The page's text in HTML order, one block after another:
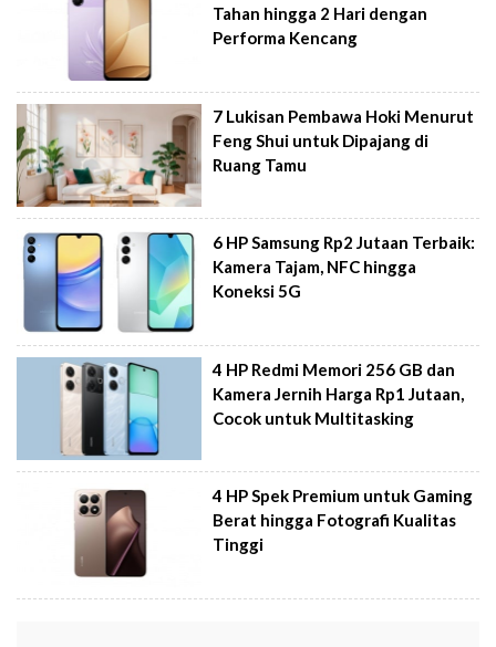
Tahan hingga 2 Hari dengan
Performa Kencang
7 Lukisan Pembawa Hoki Menurut
Feng Shui untuk Dipajang di
Ruang Tamu
6 HP Samsung Rp2 Jutaan Terbaik:
Kamera Tajam, NFC hingga
Koneksi 5G
4 HP Redmi Memori 256 GB dan
Kamera Jernih Harga Rp1 Jutaan,
Cocok untuk Multitasking
4 HP Spek Premium untuk Gaming
Berat hingga Fotografi Kualitas
Tinggi